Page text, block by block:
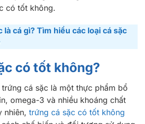
có tốt không.
là cá gì? Tìm hiểu các loại cá sặc
có tốt không?
cá sặc là một thực phẩm bổ
omega-3 và nhiều khoáng chất
nhiên, trứng cá sặc có tốt không